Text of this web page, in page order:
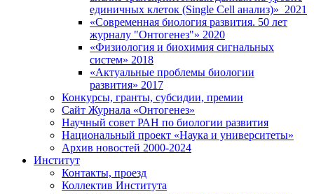
единичных клеток (Single Cell анализ)» 2021
«Современная биология развития. 50 лет
журналу "Онтогенез"» 2020
«Физиология и биохимия сигнальных
систем» 2018
«Актуальные проблемы биологии
развития» 2017
Конкурсы, гранты, субсидии, премии
Сайт Журнала «Онтогенез»
Научный совет РАН по биологии развития
Национальный проект «Наука и университеты»
Архив новостей 2000-2024
Институт
Контакты, проезд
Коллектив Института